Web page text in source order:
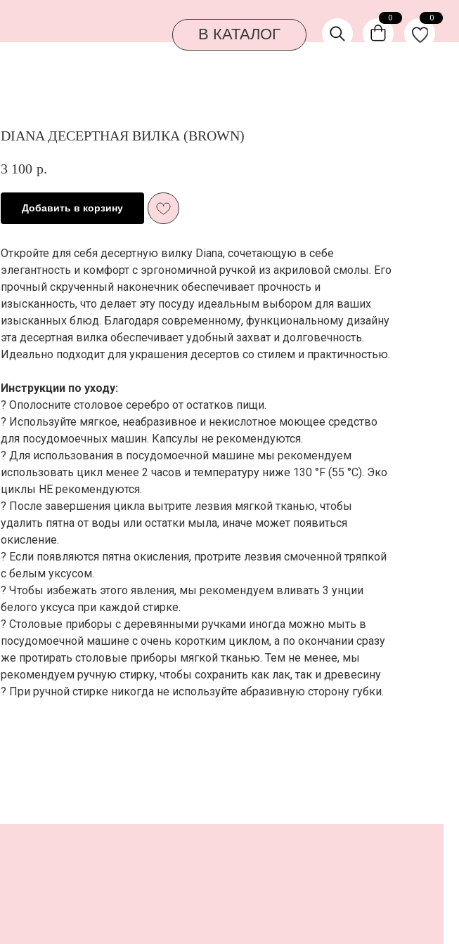
В КАТАЛОГ
DIANA ДЕСЕРТНАЯ ВИЛКА (BROWN)
3 100 р.
Добавить в корзину
Откройте для себя десертную вилку Diana, сочетающую в себе
элегантность и комфорт с эргономичной ручкой из акриловой смолы. Его
прочный скрученный наконечник обеспечивает прочность и
изысканность, что делает эту посуду идеальным выбором для ваших
изысканных блюд. Благодаря современному, функциональному дизайну
эта десертная вилка обеспечивает удобный захват и долговечность.
Идеально подходит для украшения десертов со стилем и практичностью.
Инструкции по уходу:
? Ополосните столовое серебро от остатков пищи.
? Используйте мягкое, неабразивное и некислотное моющее средство
для посудомоечных машин. Капсулы не рекомендуются.
? Для использования в посудомоечной машине мы рекомендуем
использовать цикл менее 2 часов и температуру ниже 130 °F (55 °C). Эко
циклы НЕ рекомендуются.
? После завершения цикла вытрите лезвия мягкой тканью, чтобы
удалить пятна от воды или остатки мыла, иначе может появиться
окисление.
? Если появляются пятна окисления, протрите лезвия смоченной тряпкой
с белым уксусом.
? Чтобы избежать этого явления, мы рекомендуем вливать 3 унции
белого уксуса при каждой стирке.
? Столовые приборы с деревянными ручками иногда можно мыть в
посудомоечной машине с очень коротким циклом, а по окончании сразу
же протирать столовые приборы мягкой тканью. Тем не менее, мы
рекомендуем ручную стирку, чтобы сохранить как лак, так и древесину
? При ручной стирке никогда не используйте абразивную сторону губки.